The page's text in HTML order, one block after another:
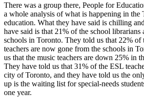
There was a group there, People for
a whole analysis of what is happening in the
education. What they have said is chilling
have said is that 21% of the school
schools in Toronto. They told us that 22% of
teachers are now gone from the schools in
us that the music teachers are down 25% in
They have told us that 31% of the ESL
city of Toronto, and they have told us the
up is the waiting list for special-needs
one year.